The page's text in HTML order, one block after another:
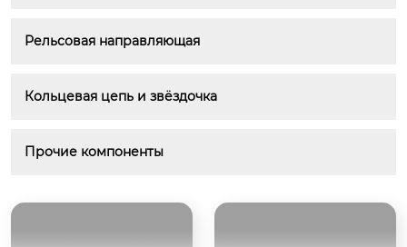
Рельсовая направляющая
Кольцевая цепь и звёздочка
Прочие компоненты